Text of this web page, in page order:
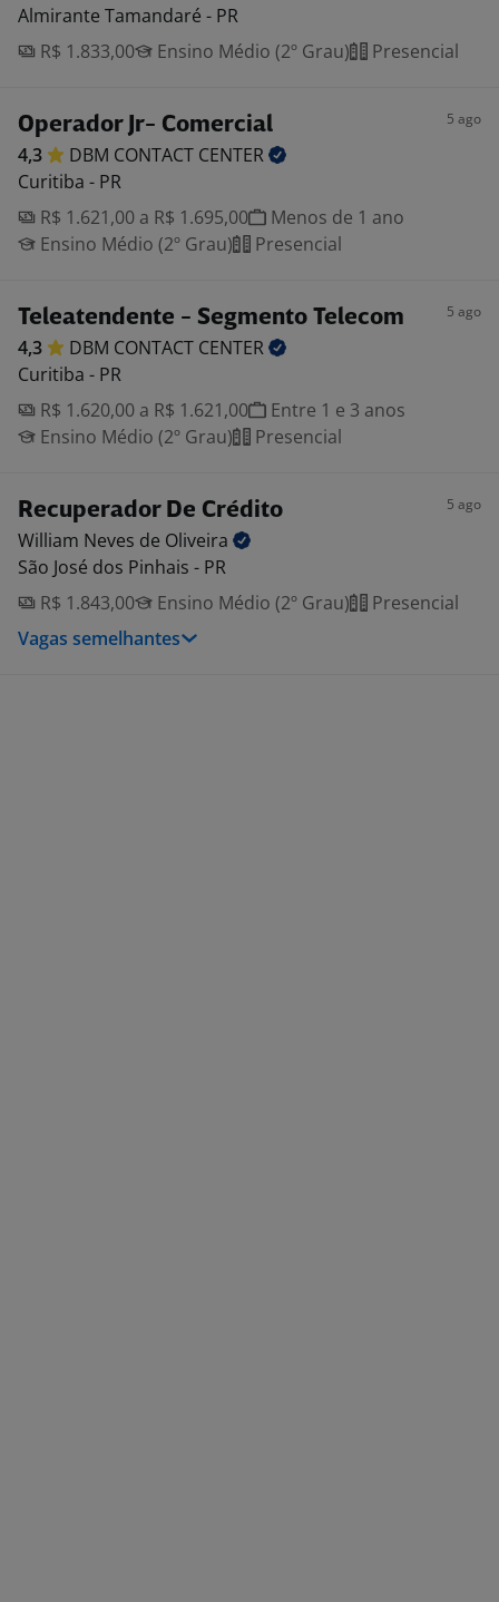
Almirante Tamandaré - PR
R$ 1.833,00
Ensino Médio (2º Grau) Presencial
Operador Jr- Comercial 5 ago
4,3 DBM CONTACT CENTER
Curitiba - PR
R$ 1.621,00 a R$ 1.695,00
Menos de 1 ano
Ensino Médio (2º Grau)
Presencial
Teleatendente - Segmento Telecom 5 ago
4,3 DBM CONTACT CENTER
Curitiba - PR
R$ 1.620,00 a R$ 1.621,00
Entre 1 e 3 anos
Ensino Médio (2º Grau)
Presencial
Recuperador De Crédito 5 ago
William Neves de Oliveira
São José dos Pinhais - PR
R$ 1.843,00
Ensino Médio (2º Grau)
Presencial
Vagas semelhantes